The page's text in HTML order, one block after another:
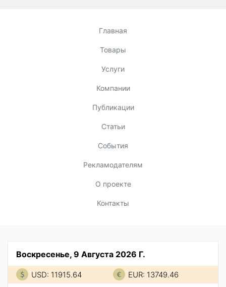
Главная
Товары
Услуги
Компании
Публикации
Статьи
События
Рекламодателям
О проекте
Контакты
Воскресенье, 9 Августа 2026 Г.
USD: 11915.64 EUR: 13749.46